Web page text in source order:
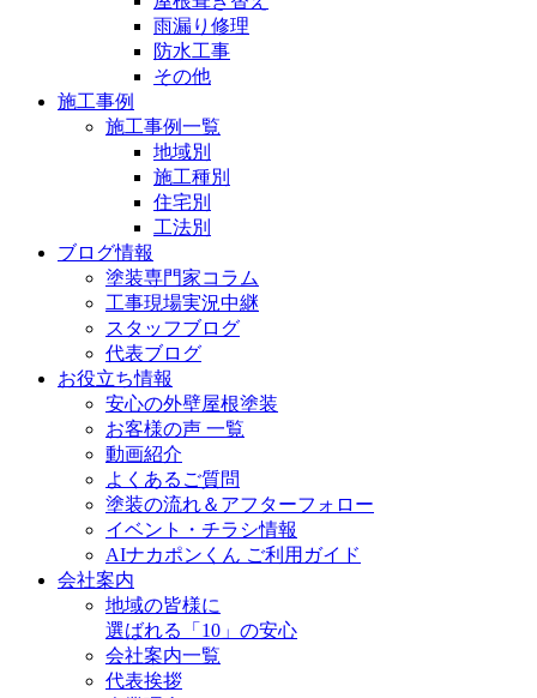
雨漏り修理
防水工事
その他
施工事例
施工事例一覧
地域別
施工種別
住宅別
工法別
ブログ情報
塗装専門家コラム
工事現場実況中継
スタッフブログ
代表ブログ
お役立ち情報
安心の外壁屋根塗装
お客様の声 一覧
動画紹介
よくあるご質問
塗装の流れ＆アフターフォロー
イベント・チラシ情報
AIナカポンくん ご利用ガイド
会社案内
地域の皆様に
選ばれる「10」の安心
会社案内一覧
代表挨拶